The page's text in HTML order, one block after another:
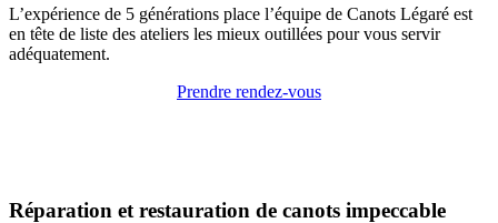
L’expérience de 5 générations place l’équipe de Canots Légaré est
en tête de liste des ateliers les mieux outillées pour vous servir
adéquatement.
Prendre rendez-vous
Réparation et restauration de canots impeccable